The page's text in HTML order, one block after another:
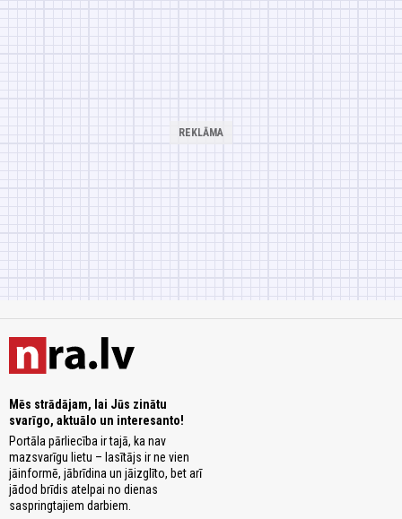
Mēs strādājam, lai Jūs zinātu
svarīgo, aktuālo un interesanto!
Portāla pārliecība ir tajā, ka nav
mazsvarīgu lietu – lasītājs ir ne vien
jāinformē, jābrīdina un jāizglīto, bet arī
jādod brīdis atelpai no dienas
saspringtajiem darbiem.